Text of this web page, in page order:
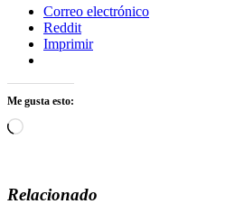
Correo electrónico
Reddit
Imprimir
Me gusta esto:
Cargando...
Relacionado